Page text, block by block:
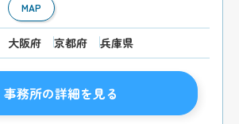
MAP
大阪府 京都府 兵庫県
事務所の詳細を見る